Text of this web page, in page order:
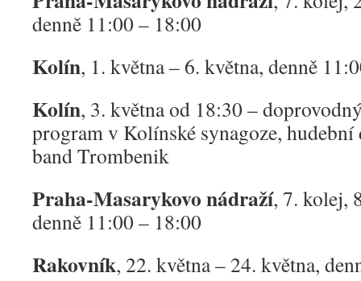
denně 11:00 – 18:00
Kolín, 1. května – 6. května, denně
Kolín, 3. května od 18:30 –
program v Kolínské synagoze,
band Trombenik
Praha-Masarykovo nádraží, 7. kolej,
denně 11:00 – 18:00
Rakovník, 22. května – 24. května,